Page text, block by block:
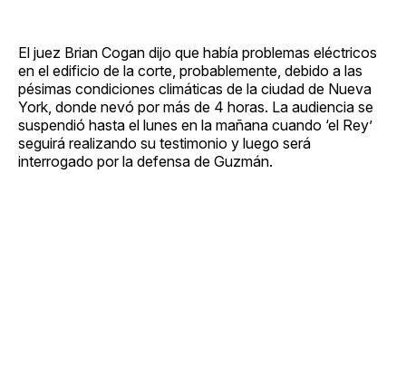
El juez Brian Cogan dijo que había problemas eléctricos
en el edificio de la corte, probablemente, debido a las
pésimas condiciones climáticas de la ciudad de Nueva
York, donde nevó por más de 4 horas. La audiencia se
suspendió hasta el lunes en la mañana cuando ‘el Rey’
seguirá realizando su testimonio y luego será
interrogado por la defensa de Guzmán.